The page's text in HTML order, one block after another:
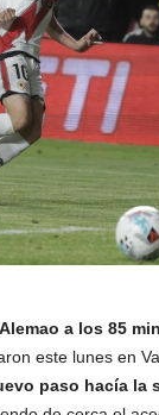
Alemao a los 85
este lunes en
paso hacía la